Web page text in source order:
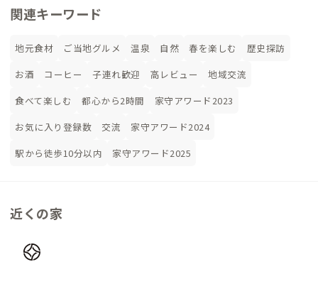
関連キーワード
地元食材 ご当地グルメ 温泉 自然 春を楽しむ
歴史探訪
お酒
コーヒー 子連れ歓迎 高レビュー
地域交流
食べて楽しむ
都心から2時間
家守アワード2023
お気に入り登録数
交流
家守アワード2024
駅から徒歩10分以内
家守アワード2025
近くの家